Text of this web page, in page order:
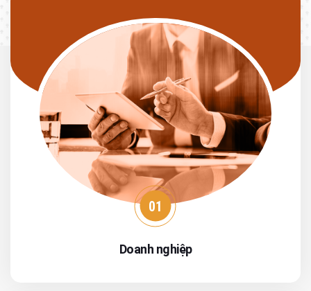
01
Doanh nghiệp